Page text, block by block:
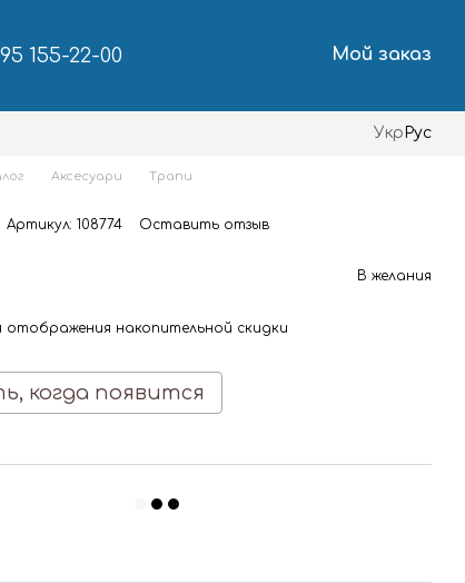
155-22-00 Мой заказ
Укр Рус
Аксесуари Трапи
Артикул: 108774 Оставить отзыв
В желания
отображения накопительной скидки
когда появится